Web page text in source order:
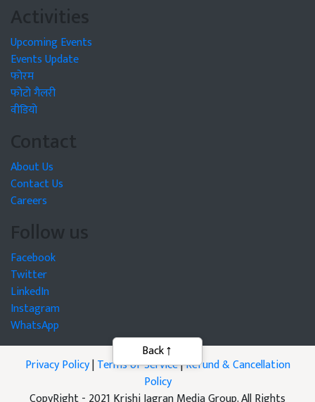
Activities
Upcoming Events
Events Update
फोरम
फोटो गैलरी
वीडियो
Contact
About Us
Contact Us
Careers
Follow us
Facebook
Twitter
LinkedIn
Instagram
WhatsApp
Privacy Policy|Terms of Service|Refund & Cancellation
Policy